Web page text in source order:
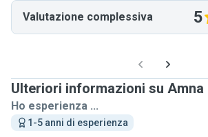
Valutazione complessiva 5
Ulteriori informazioni su Amna
Ho esperienza ...
1-5 anni di esperienza